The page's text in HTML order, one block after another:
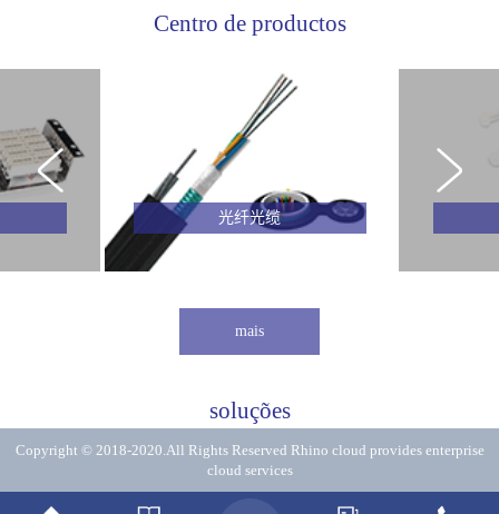
Centro de productos
光纤光缆
mais
soluções
Copyright © 2018-2020.All Rights Reserved Rhino cloud provides enterprise
cloud services